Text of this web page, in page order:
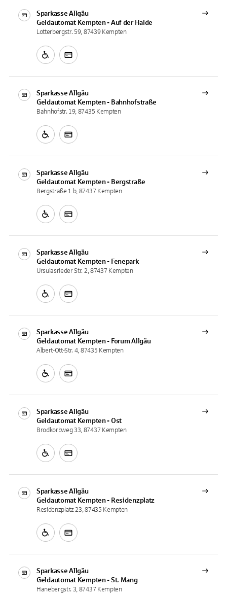
Sparkasse Allgäu
Geldautomat Kempten - Auf der Halde
Lotterbergstr. 59, 87439 Kempten
Sparkasse Allgäu
Geldautomat Kempten - Bahnhofstraße
Bahnhofstr. 19, 87435 Kempten
Sparkasse Allgäu
Geldautomat Kempten - Bergstraße
Bergstraße 1 b, 87437 Kempten
Sparkasse Allgäu
Geldautomat Kempten - Fenepark
Ursulasrieder Str. 2, 87437 Kempten
Sparkasse Allgäu
Geldautomat Kempten - Forum Allgäu
Albert-Ott-Str. 4, 87435 Kempten
Sparkasse Allgäu
Geldautomat Kempten - Ost
Brodkorbweg 33, 87437 Kempten
Sparkasse Allgäu
Geldautomat Kempten - Residenzplatz
Residenzplatz 23, 87435 Kempten
Sparkasse Allgäu
Geldautomat Kempten - St. Mang
Hanebergstr. 3, 87437 Kempten